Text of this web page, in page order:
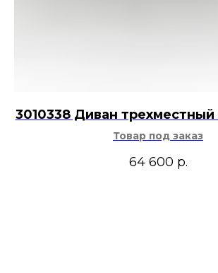
3010338 Диван
Товар под заказ
64 600 р.